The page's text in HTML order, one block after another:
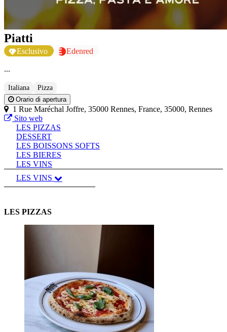
Piatti
Esclusivo Edenred
...
Italiana
Pizza
Orario di apertura
1 Rue Maréchal Joffre, 35000 Rennes, France, 35000, Rennes
Sito web
LES PIZZAS
DESSERT
LES BOISSONS SOFTS
LES BIERES
LES VINS
LES VINS
LES PIZZAS